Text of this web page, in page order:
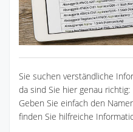
Sie suchen verständliche
da sind Sie hier genau richtig:
Geben Sie einfach den
finden Sie hilfreiche